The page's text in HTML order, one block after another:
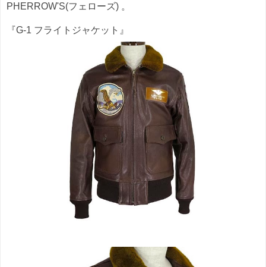
PHERROW'S(フェローズ) 。
『G-1 フライトジャケット』